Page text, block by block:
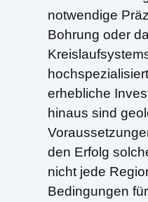
notwendige
Bohrung oder
erhebliche
hinaus sind
den Erfolg
nicht jede
Bedingungen